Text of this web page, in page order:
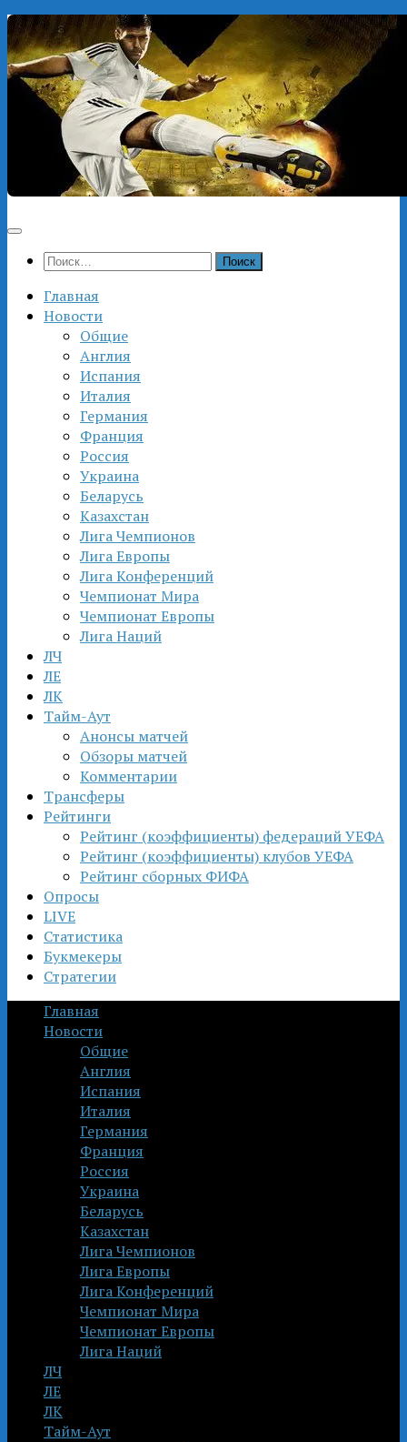
Перейти
к
содержимому
Найти:
Главная
Новости
Общие
Англия
Испания
Италия
Германия
Франция
Россия
Украина
Беларусь
Казахстан
Лига Чемпионов
Лига Европы
Лига Конференций
Чемпионат Мира
Чемпионат Европы
Лига Наций
ЛЧ
ЛЕ
ЛК
Тайм-Аут
Анонсы матчей
Обзоры матчей
Комментарии
Трансферы
Рейтинги
Рейтинг (коэффициенты) федераций УЕФА
Рейтинг (коэффициенты) клубов УЕФА
Рейтинг сборных ФИФА
Опросы
LIVE
Статистика
Букмекеры
Стратегии
Главная
Новости
Общие
Англия
Испания
Италия
Германия
Франция
Россия
Украина
Беларусь
Казахстан
Лига Чемпионов
Лига Европы
Лига Конференций
Чемпионат Мира
Чемпионат Европы
Лига Наций
ЛЧ
ЛЕ
ЛК
Тайм-Аут